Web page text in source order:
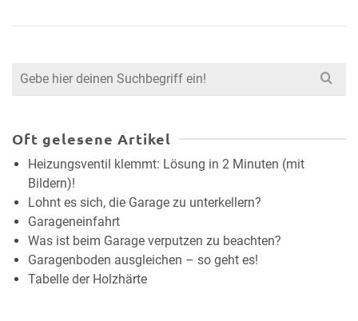
Search
Oft gelesene Artikel
Heizungsventil klemmt: Lösung in 2 Minuten (mit
Bildern)!
Lohnt es sich, die Garage zu unterkellern?
Garageneinfahrt
Was ist beim Garage verputzen zu beachten?
Garagenboden ausgleichen – so geht es!
Tabelle der Holzhärte